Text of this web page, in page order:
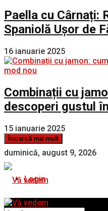
Paella cu Cârnați:
Spaniolă Ușor de
16 ianuarie 2025
Combinații cu
descoperi gustul
15 ianuarie 2025
Încarcă mai mult
duminică, august 9, 2026
Login